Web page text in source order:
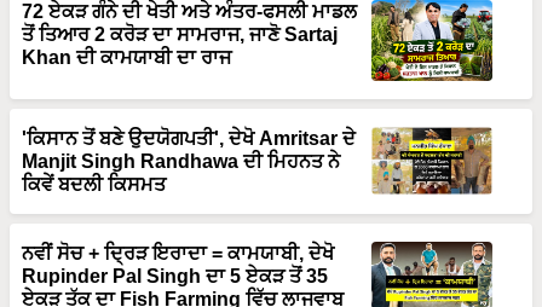
72 ਏਕੜ ਗੰਨੇ ਦੀ ਖੇਤੀ ਅਤੇ ਅੰਤਰ-ਫਸਲੀ ਮਾਡਲ
ਤੋਂ ਤਿਆਰ 2 ਕਰੋੜ ਦਾ ਸਾਮਰਾਜ, ਜਾਣੋ Sartaj
Khan ਦੀ ਕਾਮਯਾਬੀ ਦਾ ਰਾਜ
'ਕਿਸਾਨ ਤੋਂ ਬਣੇ ਉਦਯੋਗਪਤੀ', ਦੇਖੋ Amritsar ਦੇ
Manjit Singh Randhawa ਦੀ ਮਿਹਨਤ ਨੇ
ਕਿਵੇਂ ਬਦਲੀ ਕਿਸਮਤ
ਨਵੀਂ ਸੋਚ + ਦ੍ਰਿੜ ਇਰਾਦਾ = ਕਾਮਯਾਬੀ, ਦੇਖੋ
Rupinder Pal Singh ਦਾ 5 ਏਕੜ ਤੋਂ 35
ਏਕੜ ਤੱਕ ਦਾ Fish Farming ਵਿੱਚ ਲਾਜਵਾਬ